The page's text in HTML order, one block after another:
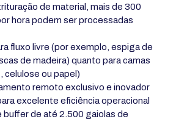
de material, mais de 300
horapodem ser processadas
fluxo livre (por exemplo, espiga de
de madeira) quanto para camas
celulose ou papel)
remoto exclusivo e inovador
excelente eficiência operacional
buffer de até 2.500 gaiolas de